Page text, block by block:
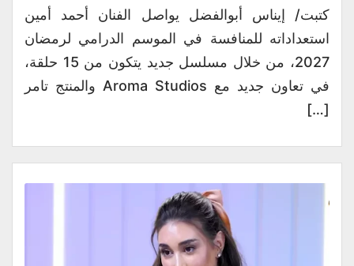
كتبت/ إيناس أبوالفضل يواصل الفنان أحمد أمين
استعداداته للمنافسة في الموسم الدرامي لرمضان
2027، من خلال مسلسل جديد يتكون من 15 حلقة،
في تعاون جديد مع Aroma Studios والمنتج تامر
[…]